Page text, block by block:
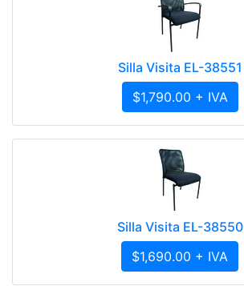
Silla Visita EL-38551
$1,790.00 + IVA
Silla Visita EL-38550
$1,690.00 + IVA